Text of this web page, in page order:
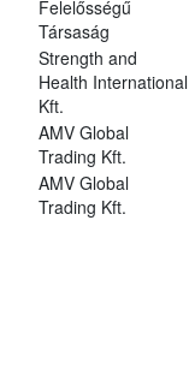
Felelősségű
Társaság
Strength and
Health International
Kft.
AMV Global
Trading Kft.
AMV Global
Trading Kft.